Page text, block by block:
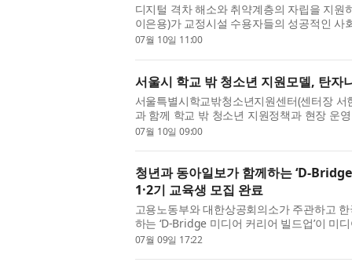
디지털 격차 해소와 취약계층의 자립을 지원
이은용)가 교정시설 수용자들의 성공적인
육을 선보였다. 밀리언드림즈는 지난 9일 경
07월 10일 11:00
서울시 학교 밖 청소년 지원모델, 탄자
서울특별시학교밖청소년지원센터(센터장
과 함께 학교 밖 청소년 지원정책과 현장 운
진행했다. 이날 방문은 ‘KOICA 탄자니아 학
07월 10일 09:00
청년과 동아일보가 함께하는 ‘D-
1·2기 교육생 모집 완료
고용노동부와 대한상공회의소가 주관하고
하는 ‘D-Bridge 미디어 커리어 빌드업’이 미
상으로 한 2026년 교육생 모집을 완료했다.
07월 09일 17:22